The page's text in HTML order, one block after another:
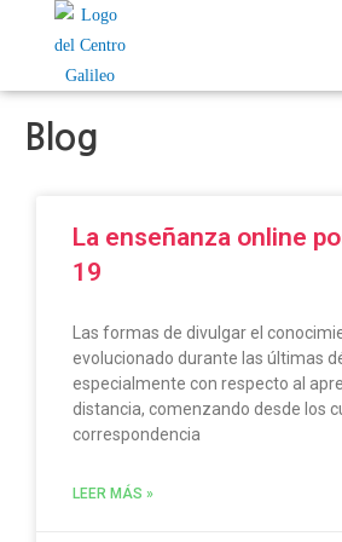
Blog
La enseñanza online
19
Las formas de divulgar el
evolucionado durante las últimas
especialmente con respecto al
distancia, comenzando desde los
correspondencia
LEER MÁS »